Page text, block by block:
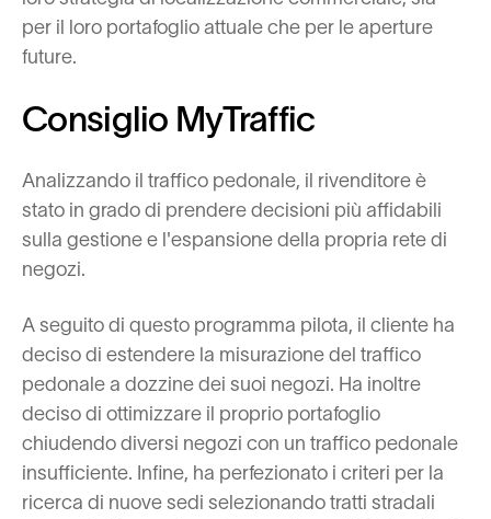
per il loro portafoglio attuale che per le aperture
future.
Consiglio MyTraffic
Analizzando il traffico pedonale, il rivenditore è
stato in grado di prendere decisioni più affidabili
sulla gestione e l'espansione della propria rete di
negozi.
A seguito di questo programma pilota, il cliente ha
deciso di estendere la misurazione del traffico
pedonale a dozzine dei suoi negozi. Ha inoltre
deciso di ottimizzare il proprio portafoglio
chiudendo diversi negozi con un traffico pedonale
insufficiente. Infine, ha perfezionato i criteri per la
ricerca di nuove sedi selezionando tratti stradali